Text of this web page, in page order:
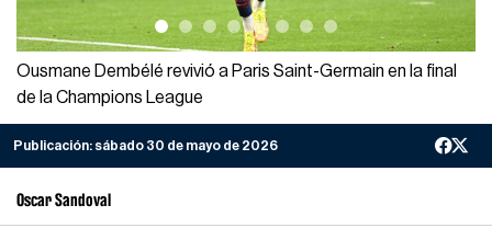
Ousmane Dembélé revivió a Paris Saint-Germain en la final
de la Champions League
Publicación: sábado 30 de mayo de 2026
Oscar Sandoval